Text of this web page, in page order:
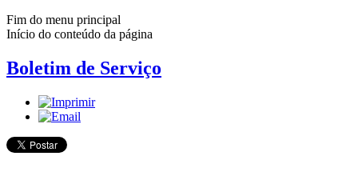
Fim do menu principal
Início do conteúdo da página
Boletim de Serviço